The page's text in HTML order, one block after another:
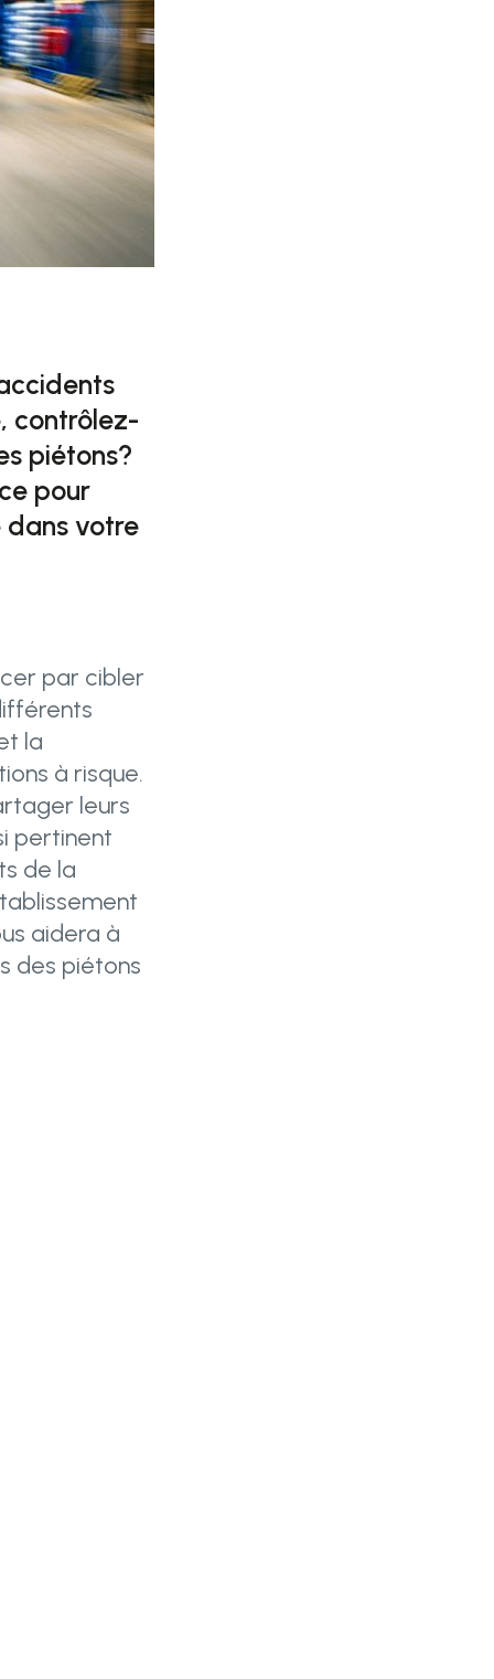
contrôlez-
piétons?
pour
dans votre
par cibler
la
à risque.
leurs
pertinent
de la
aidera à
des piétons